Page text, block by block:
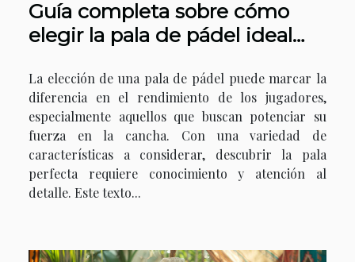
Guía completa sobre cómo
elegir la pala de pádel ideal
La elección de una pala de pádel puede marcar la
diferencia en el rendimiento de los jugadores,
especialmente aquellos que buscan potenciar su
fuerza en la cancha. Con una variedad de
características a considerar, descubrir la pala
perfecta requiere conocimiento y atención al
detalle. Este texto...